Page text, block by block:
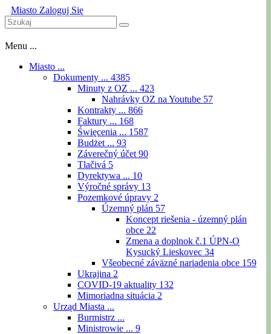
Miasto Zaloguj Się
Menu ...
Miasto ...
Dokumenty ... 4385
Minuty z OZ ... 423
Nahrávky OZ na Youtube 57
Kontrakty ... 866
Faktury ... 168
Święcenia ... 1587
Budżet ... 93
Záverečný účet 90
Tlačivá 5
Dyrektywa ... 10
Výročné správy 13
Pozemkové úpravy 2
Územný plán 57
Koncept riešenia - územný plán
obce 22
Zmena a doplnok č.1 ÚPN-O
Kysucký Lieskovec 34
Všeobecné záväzné nariadenia obce 159
Ukrajina 2
COVID-19 aktuality 132
Mimoriadna situácia 2
Urząd Miasta ...
Burmistrz ...
Ministrowie ... 9